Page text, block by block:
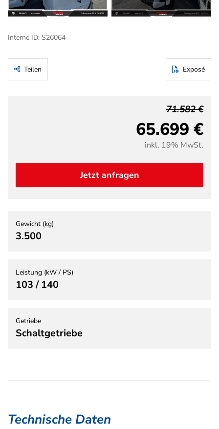
Interne ID: S26064
Teilen Exposé
65.699 €
71.582 €
inkl. 19% MwSt.
Jetzt anfragen
Gewicht (kg)
3.500
Leistung (kW / PS)
103 / 140
Getriebe
Schaltgetriebe
Technische Daten